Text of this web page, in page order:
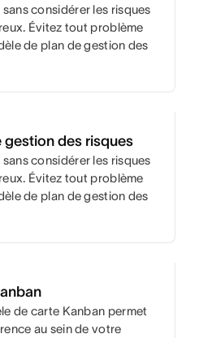
considérer les risques
Évitez tout problème
de plan de gestion des
des risques
considérer les risques
Évitez tout problème
de plan de gestion des
de carte Kanban permet
au sein de votre